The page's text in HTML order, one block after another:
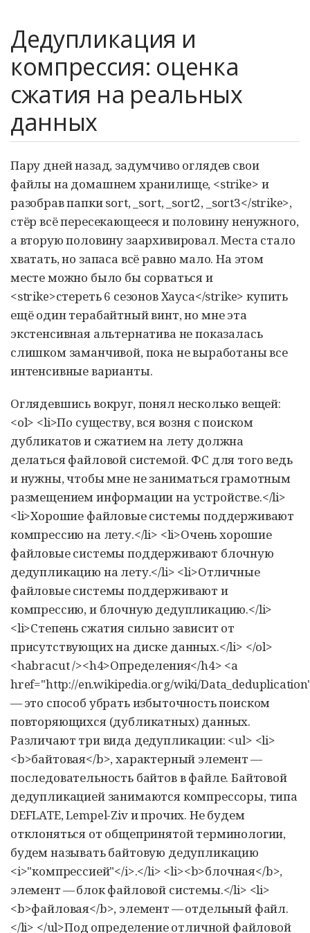
Дедупликация и
компрессия: оценка
сжатия на реальных
данных
Пару дней назад, задумчиво оглядев свои
файлы на домашнем хранилище, <strike> и
разобрав папки sort, _sort, _sort2, _sort3</strike>,
стёр всё пересекающееся и половину ненужного,
а вторую половину заархивировал. Места стало
хватать, но запаса всё равно мало. На этом
месте можно было бы сорваться и
<strike>стереть 6 сезонов Хауса</strike> купить
ещё один терабайтный винт, но мне эта
экстенсивная альтернатива не показалась
слишком заманчивой, пока не выработаны все
интенсивные варианты.
Оглядевшись вокруг, понял несколько вещей:
<ol> <li>По существу, вся возня с поиском
дубликатов и сжатием на лету должна
делаться файловой системой. ФС для того ведь
и нужны, чтобы мне не заниматься грамотным
размещением информации на устройстве.</li>
<li>Хорошие файловые системы поддерживают
компрессию на лету.</li> <li>Очень хорошие
файловые системы поддерживают блочную
дедупликацию на лету.</li> <li>Отличные
файловые системы поддерживают и
компрессию, и блочную дедупликацию.</li>
<li>Степень сжатия сильно зависит от
присутствующих на диске данных.</li> </ol>
<habracut /><h4>Определения</h4> <a
href="http://en.wikipedia.org/wiki/
— это способ убрать избыточность поиском
повторяющихся (дубликатных) данных.
Различают три вида дедупликации: <ul> <li>
<b>байтовая</b>, характерный элемент —
последовательность байтов в файле. Байтовой
дедупликацией занимаются компрессоры, типа
DEFLATE, Lempel-Ziv и прочих. Не будем
отклоняться от общепринятой терминологии,
будем называть байтовую дедупликацию
<i>"компрессией"</i>.</li> <li><b>блочная</b>,
элемент — блок файловой системы.</li> <li>
<b>файловая</b>, элемент — отдельный файл.
</li> </ul>Под определение отличной файловой